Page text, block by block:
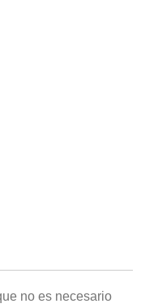
no es necesario